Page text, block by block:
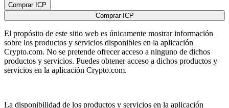
Comprar ICP
Comprar ICP
El propósito de este sitio web es únicamente mostrar información
sobre los productos y servicios disponibles en la aplicación
Crypto.com. No se pretende ofrecer acceso a ninguno de dichos
productos y servicios. Puedes obtener acceso a dichos productos y
servicios en la aplicación Crypto.com.
La disponibilidad de los productos y servicios en la aplicación